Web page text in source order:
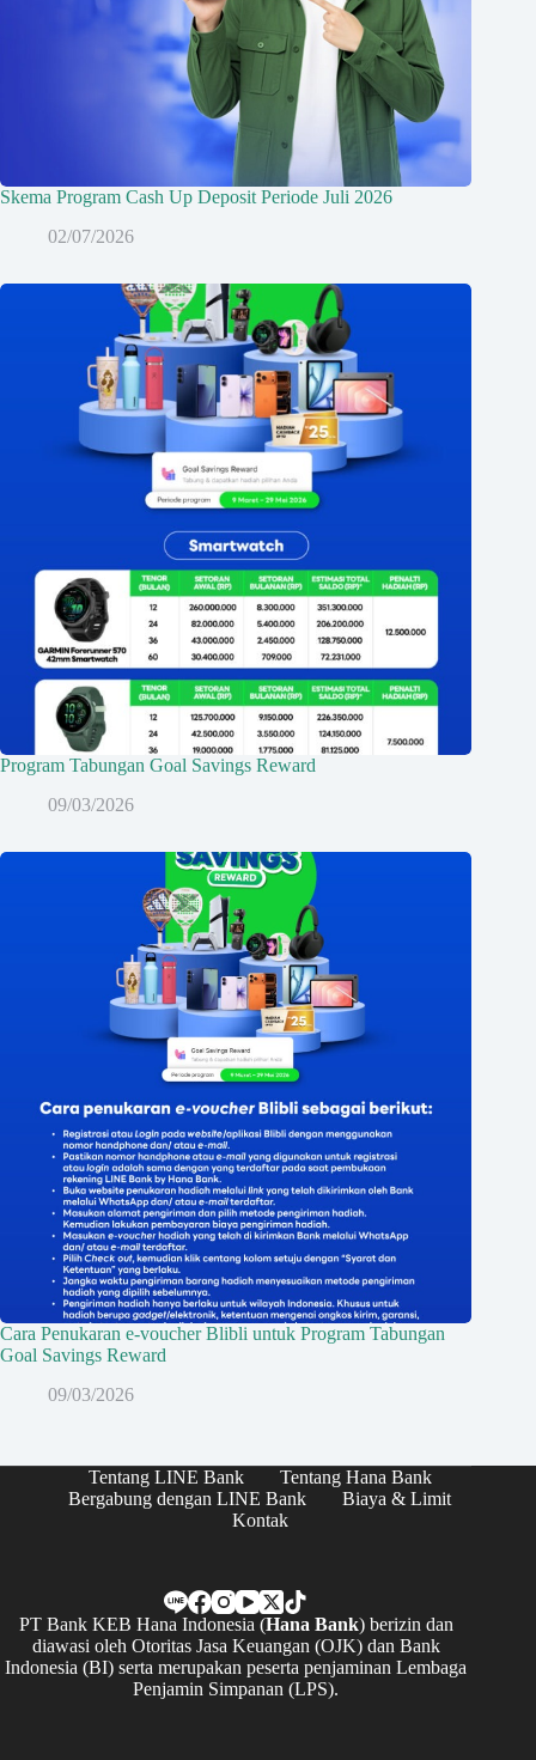
Skema Program Cash Up Deposit Periode Juli 2026
02/07/2026
Program Tabungan Goal Savings Reward
09/03/2026
Cara Penukaran e-voucher Blibli untuk Program Tabungan
Goal Savings Reward
09/03/2026
Tentang LINE Bank
Tentang Hana Bank
Bergabung dengan LINE Bank
Biaya & Limit
Kontak
PT Bank KEB Hana Indonesia (Hana Bank) berizin dan
diawasi oleh Otoritas Jasa Keuangan (OJK) dan Bank
Indonesia (BI) serta merupakan peserta penjaminan Lembaga
Penjamin Simpanan (LPS).